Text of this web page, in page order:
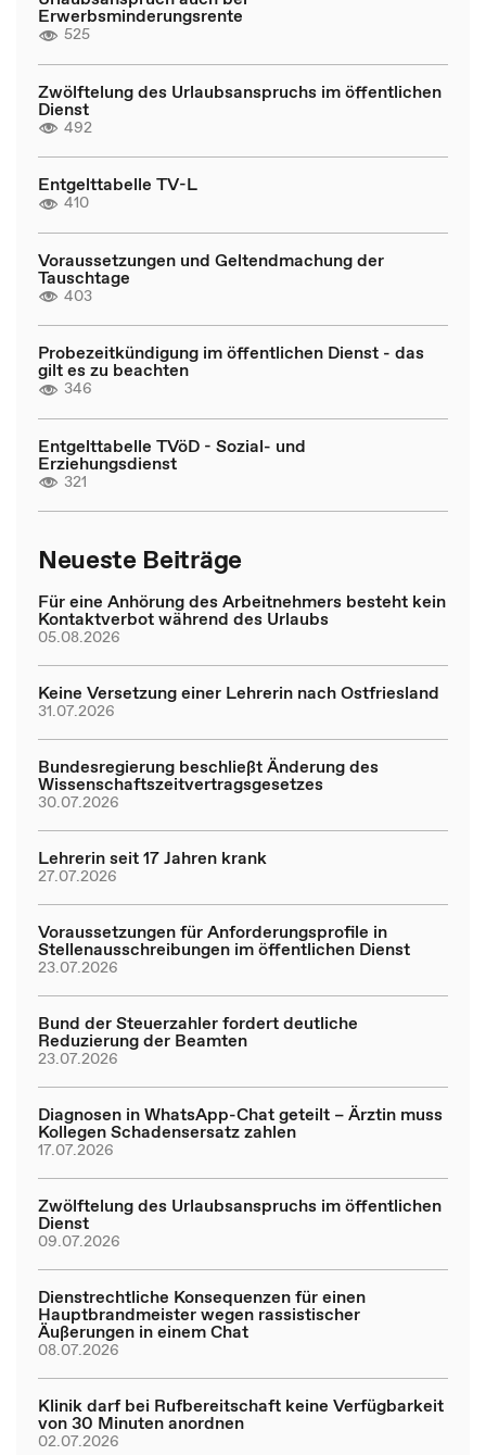
Erwerbsminderungsrente
525
Zwölftelung des Urlaubsanspruchs im öffentlichen
Dienst
492
Entgelttabelle TV-L
410
Voraussetzungen und Geltendmachung der
Tauschtage
403
Probezeitkündigung im öffentlichen Dienst - das
gilt es zu beachten
346
Entgelttabelle TVöD - Sozial- und
Erziehungsdienst
321
Neueste Beiträge
Für eine Anhörung des Arbeitnehmers besteht kein
Kontaktverbot während des Urlaubs
05.08.2026
Keine Versetzung einer Lehrerin nach Ostfriesland
31.07.2026
Bundesregierung beschließt Änderung des
Wissenschaftszeitvertragsgesetzes
30.07.2026
Lehrerin seit 17 Jahren krank
27.07.2026
Voraussetzungen für Anforderungsprofile in
Stellenausschreibungen im öffentlichen Dienst
23.07.2026
Bund der Steuerzahler fordert deutliche
Reduzierung der Beamten
23.07.2026
Diagnosen in WhatsApp-Chat geteilt – Ärztin muss
Kollegen Schadensersatz zahlen
17.07.2026
Zwölftelung des Urlaubsanspruchs im öffentlichen
Dienst
09.07.2026
Dienstrechtliche Konsequenzen für einen
Hauptbrandmeister wegen rassistischer
Äußerungen in einem Chat
08.07.2026
Klinik darf bei Rufbereitschaft keine Verfügbarkeit
von 30 Minuten anordnen
02.07.2026